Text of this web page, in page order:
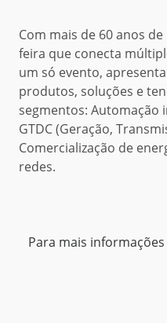
Com mais de 60 anos
feira que conecta
um só evento,
produtos, soluções e
segmentos: Automação
GTDC (Geração,
Comercialização de
redes.
Para mais informações